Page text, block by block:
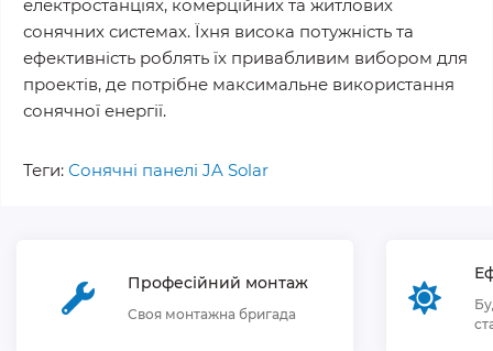
електростанціях, комерційних та житлових
сонячних системах. Їхня висока потужність та
ефективність роблять їх привабливим вибором для
проектів, де потрібне максимальне використання
сонячної енергії.
Теги: Сонячні панелі JA Solar
Професійний монтаж
Своя монтажна бригада